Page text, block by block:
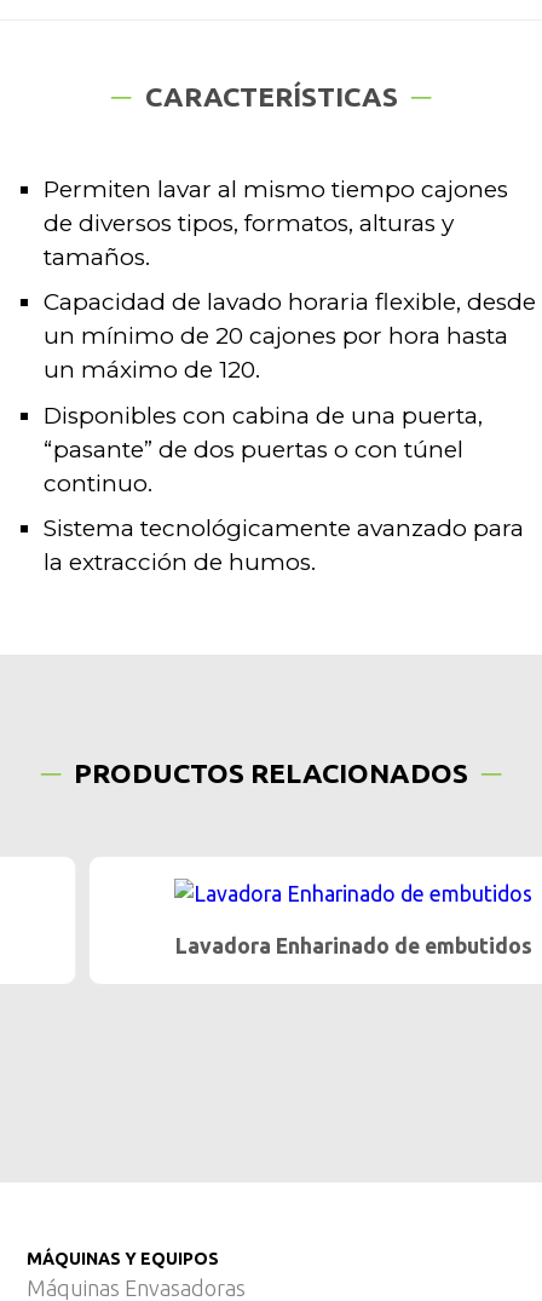
CARACTERÍSTICAS
Permiten lavar al mismo tiempo cajones
de diversos tipos, formatos, alturas y
tamaños.
Capacidad de lavado horaria flexible, desde
un mínimo de 20 cajones por hora hasta
un máximo de 120.
Disponibles con cabina de una puerta,
“pasante” de dos puertas o con túnel
continuo.
Sistema tecnológicamente avanzado para
la extracción de humos.
PRODUCTOS RELACIONADOS
Lavadora Enharinado de embutidos
MÁQUINAS Y EQUIPOS
Máquinas Envasadoras